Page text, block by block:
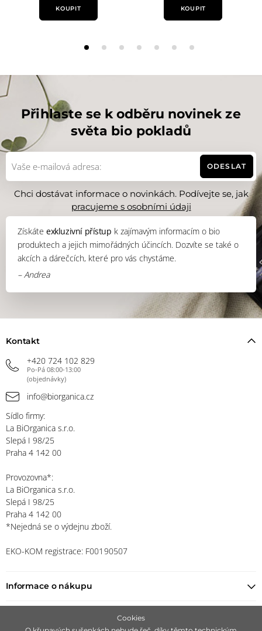
Výtažek z měsíčku lékařského
Pomáhá při hojení jizev
Zabraňuje zanícení povrchových ran
Díky protizánětlivým účinkům se osvědčil při léčbě
ekzémů, akné či spálenin od slunce
Ručně malované akvarely od
KOUPIT KOUPIT
Přihlaste se k odběru novinek ze
světa bio pokladů
ODESLAT
Chci dostávat informace o novinkách. Podívejte se, jak
pracujeme s osobními údaji
Získáteexkluzivní přístup k zajímavým informacím o bio
produktech a jejich mimořádných účincích. Dozvíte se také o
akcích a dárečcích, které pro vás chystáme.
– Andrea
Kontakt
+420 724 102 829
Po-Pá 08:00-13:00
(objednávky)
info@biorganica.cz
Sídlo firmy:
La BiOrganica s.r.o.
Slepá I 98/25
Praha 4 142 00
Provozovna*:
La BiOrganica s.r.o.
Slepá I 98/25
Praha 4 142 00
*Nejedná se o výdejnu zboží.
EKO-KOM registrace: F00190507
Informace o nákupu
Cookies